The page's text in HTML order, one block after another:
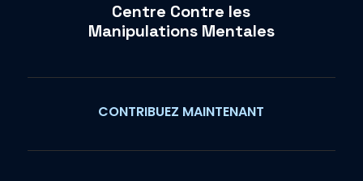
Centre Contre les
Manipulations Mentales
CONTRIBUEZ MAINTENANT